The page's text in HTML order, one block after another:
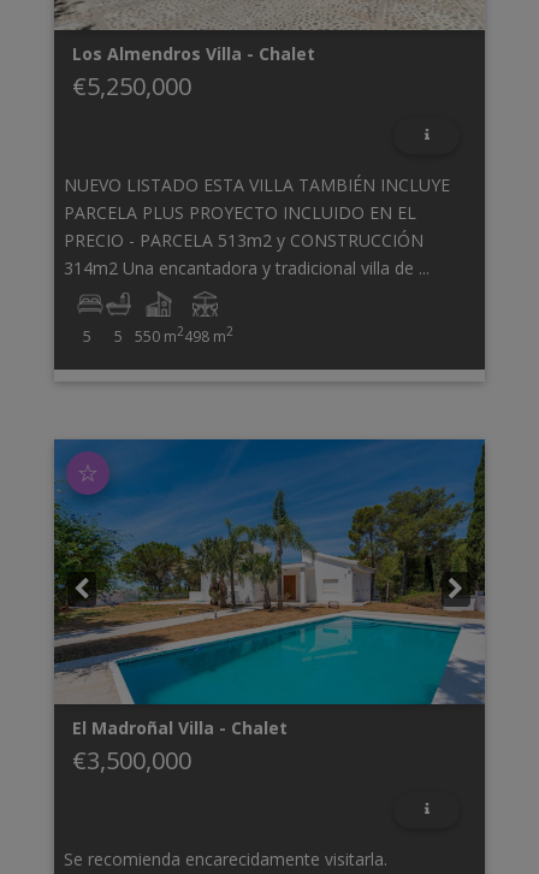
Los Almendros Villa - Chalet
€5,250,000
NUEVO LISTADO ESTA VILLA TAMBIÉN INCLUYE
PARCELA PLUS PROYECTO INCLUIDO EN EL
PRECIO - PARCELA 513m2 y CONSTRUCCIÓN
314m2 Una encantadora y tradicional villa de ...
5 5 550 m2498 m2
☆
El Madroñal Villa - Chalet
€3,500,000
Se recomienda encarecidamente visitarla.